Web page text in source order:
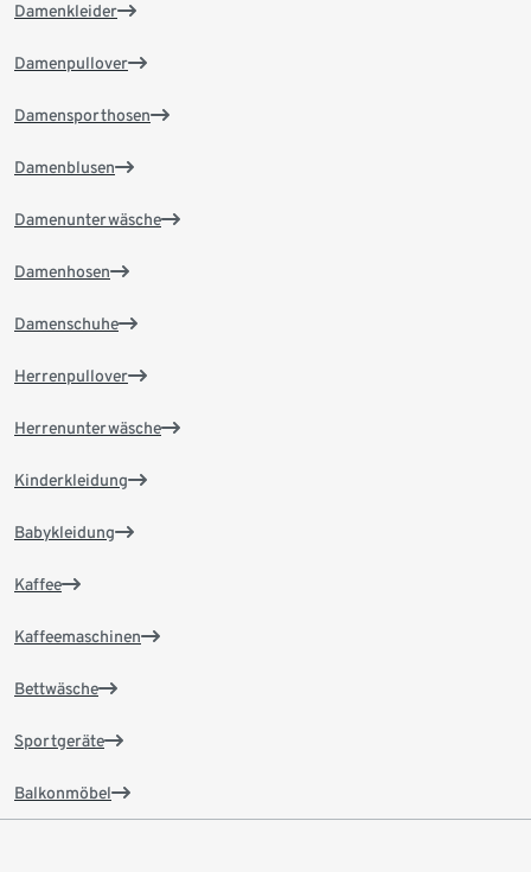
Damenkleider
Damenpullover
Damensporthosen
Damenblusen
Damenunterwäsche
Damenhosen
Damenschuhe
Herrenpullover
Herrenunterwäsche
Kinderkleidung
Babykleidung
Kaffee
Kaffeemaschinen
Bettwäsche
Sportgeräte
Balkonmöbel